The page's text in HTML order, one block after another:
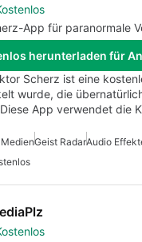
App für paranormale
herunterladen für
Scherz ist eine
wurde, die
App verwendet die
Geist RadarAudio